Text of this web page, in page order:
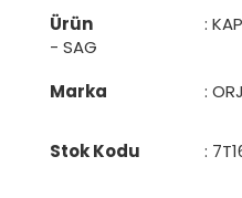
Ürün
:
- SAG
Marka
:
Stok Kodu :